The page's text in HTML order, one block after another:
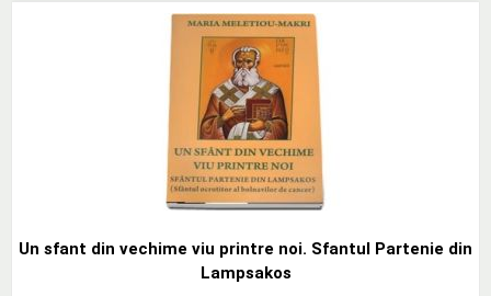
Un sfant din vechime viu printre noi. Sfantul Partenie din
Lampsakos